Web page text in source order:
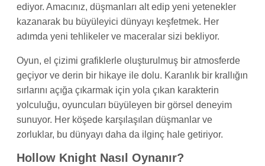
ediyor. Amacınız, düşmanları alt edip yeni yetenekler
kazanarak bu büyüleyici dünyayı keşfetmek. Her
adımda yeni tehlikeler ve maceralar sizi bekliyor.
Oyun, el çizimi grafiklerle oluşturulmuş bir atmosferde
geçiyor ve derin bir hikaye ile dolu. Karanlık bir krallığın
sırlarını açığa çıkarmak için yola çıkan karakterin
yolculuğu, oyuncuları büyüleyen bir görsel deneyim
sunuyor. Her köşede karşılaşılan düşmanlar ve
zorluklar, bu dünyayı daha da ilginç hale getiriyor.
Hollow Knight Nasıl Oynanır?